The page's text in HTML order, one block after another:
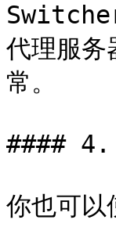
代理服务
常。
#### 4.
你也可以